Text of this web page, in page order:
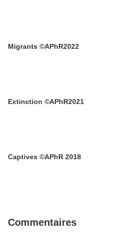
Migrants ©APhR2022
Extinction ©APhR2021
Captives ©APhR 2018
Commentaires